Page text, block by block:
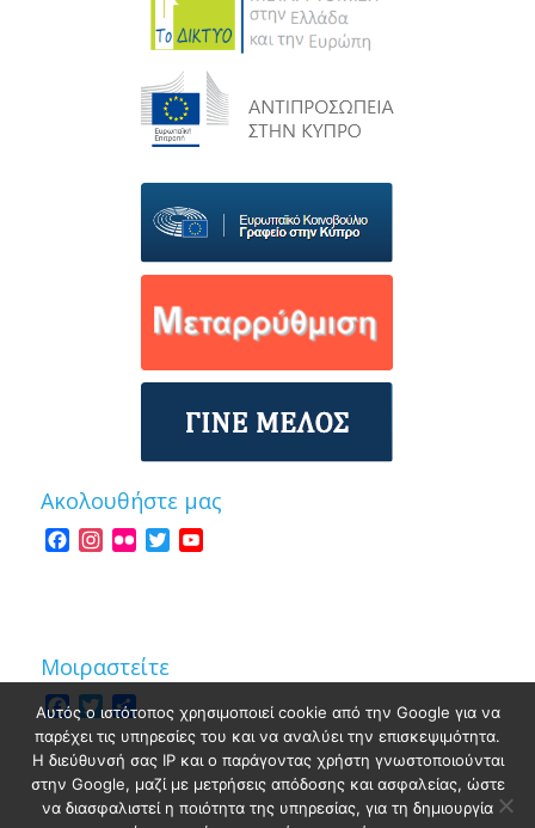
Ακολουθήστε μας
Facebook
Instagram
Flickr Twitter
Μοιραστείτε
Facebook
Twitter
Share
Αυτός ο ιστότοπος χρησιμοποιεί cookie από την Google για να
παρέχει τις υπηρεσίες του και να αναλύει την επισκεψιμότητα.
Η διεύθυνσή σας IP και ο παράγοντας χρήστη γνωστοποιούνται
στην Google, μαζί με μετρήσεις απόδοσης και ασφαλείας, ώστε
να διασφαλιστεί η ποιότητα της υπηρεσίας, για τη δημιουργία